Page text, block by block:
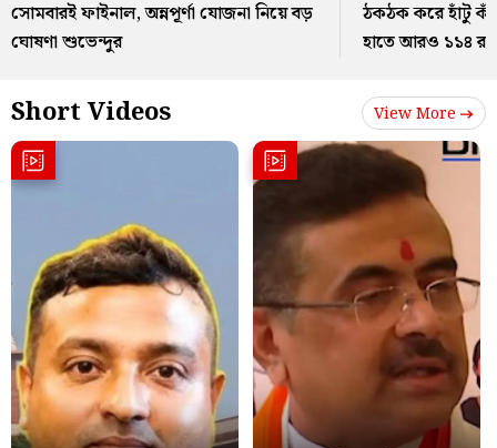
সোমবারই ফাইনাল, অন্নপূর্ণা যোজনা নিয়ে বড়
ঘোষণা শুভেন্দুর
ঠকঠক করে হাঁটু
হাতে আরও ১১৪
Short Videos View More